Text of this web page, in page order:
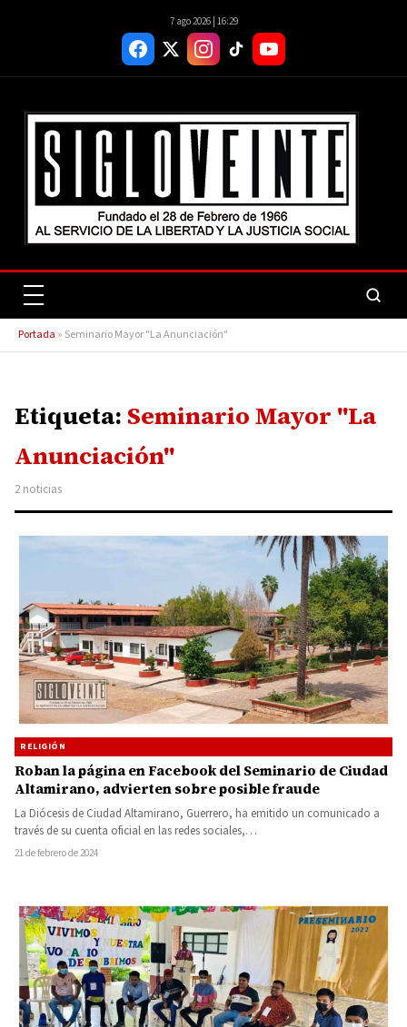
7 ago 2026 | 16:29
Portada » Seminario Mayor "La Anunciación"
Etiqueta: Seminario Mayor "La
Anunciación"
2 noticias
RELIGIÓN
Roban la página en Facebook del Seminario de Ciudad
Altamirano, advierten sobre posible fraude
La Diócesis de Ciudad Altamirano, Guerrero, ha emitido un comunicado a
través de su cuenta oficial en las redes sociales,…
21 de febrero de 2024